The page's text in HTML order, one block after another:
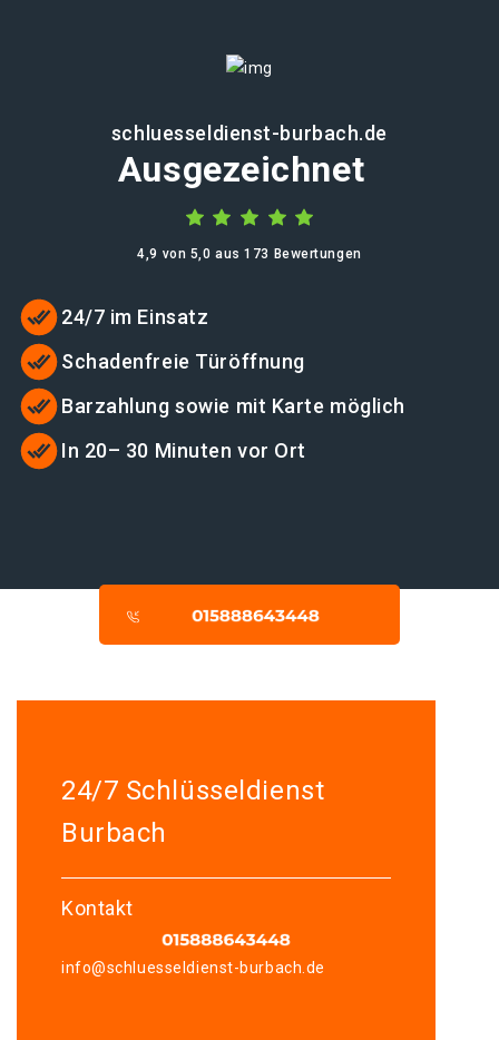
schluesseldienst-burbach.de
Ausgezeichnet
4,9 von 5,0 aus 173 Bewertungen
24/7 im Einsatz
Schadenfreie Türöffnung
Barzahlung sowie mit Karte möglich
In 20– 30 Minuten vor Ort
24/7 Schlüsseldienst
Burbach
Kontakt
info@schluesseldienst-burbach.de